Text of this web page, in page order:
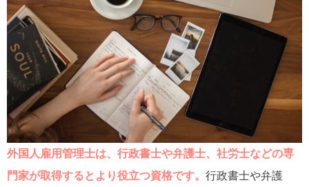
外国人雇用管理士は、行政書士や弁護士、社労士などの専
門家が取得するとより役立つ資格です。 行政書士や弁護